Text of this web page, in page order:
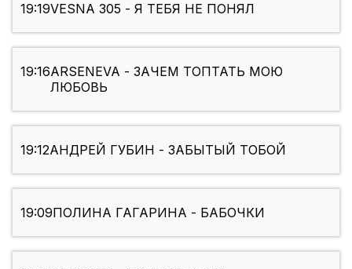
19:19VESNA 305 - Я ТЕБЯ НЕ ПОНЯЛ
19:16ARSENEVA - ЗАЧЕМ ТОПТАТЬ МОЮ
ЛЮБОВЬ
19:12АНДРЕЙ ГУБИН - ЗАБЫТЫЙ ТОБОЙ
19:09ПОЛИНА ГАГАРИНА - БАБОЧКИ